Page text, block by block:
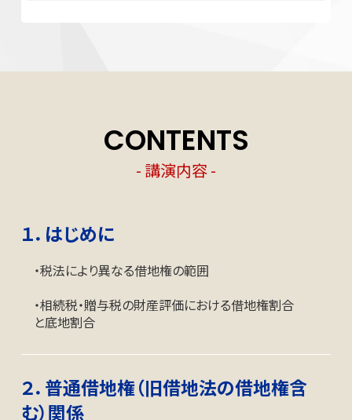
CONTENTS
- 講演内容 -
１．はじめに
・税法により異なる借地権の範囲
・相続税・贈与税の財産評価における借地権割合
と底地割合
２．普通借地権（旧借地法の借地権含
む）関係